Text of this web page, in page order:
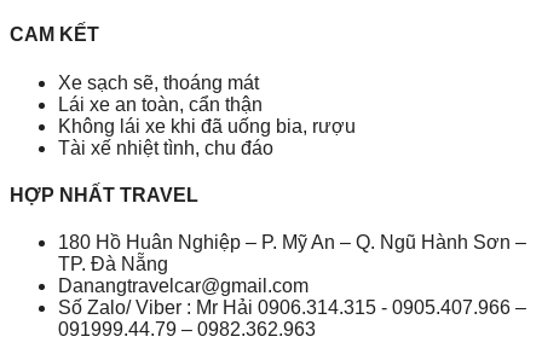
CAM KẾT
Xe sạch sẽ, thoáng mát
Lái xe an toàn, cẩn thận
Không lái xe khi đã uống bia, rượu
Tài xế nhiệt tình, chu đáo
HỢP NHẤT TRAVEL
180 Hồ Huân Nghiệp – P. Mỹ An – Q. Ngũ Hành Sơn –
TP. Đà Nẵng
Danangtravelcar@gmail.com
Số Zalo/ Viber : Mr Hải 0906.314.315 - 0905.407.966 –
091999.44.79 – 0982.362.963